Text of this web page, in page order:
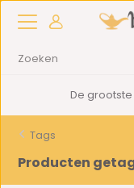
De
Tags
Producten